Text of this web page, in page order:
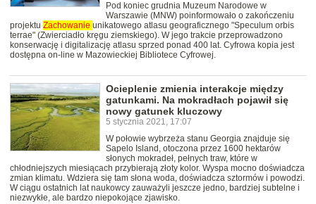
Pod koniec grudnia Muzeum Narodowe w
Warszawie (MNW) poinformowało o zakończeniu
projektu Zachowanie unikatowego atlasu geograficznego "Speculum orbis
terrae" (Zwierciadło kręgu ziemskiego). W jego trakcie przeprowadzono
konserwację i digitalizację atlasu sprzed ponad 400 lat. Cyfrowa kopia jest
dostępna on-line w Mazowieckiej Bibliotece Cyfrowej.
Ocieplenie zmienia interakcje między
gatunkami. Na mokradłach pojawił się
nowy gatunek kluczowy
5 stycznia 2021, 17:07
W połowie wybrzeża stanu Georgia znajduje się
Sapelo Island, otoczona przez 1600 hektarów
słonych mokradeł, pełnych traw, które w
chłodniejszych miesiącach przybierają złoty kolor. Wyspa mocno doświadcza
zmian klimatu. Wdziera się tam słona woda, doświadcza sztormów i powodzi.
W ciągu ostatnich lat naukowcy zauważyli jeszcze jedno, bardziej subtelne i
niezwykłe, ale bardzo niepokojące zjawisko.